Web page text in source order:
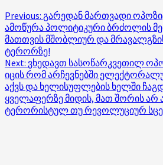
Post
navigation
Previous: გარედან მართვადი
ამოწურა პოლიტიკური ბრძოლის
მათთვის მშობლიურ და
ტერორზე!
Next: ვხედავთ სასოწარკვეთილ
იცის რომ არჩევნებში
აქვს და ხელისუფლების ხელში
ყველაფერზე მიდის, მათ შორის არ
ტერორისტულ თუ რევოლუციურ